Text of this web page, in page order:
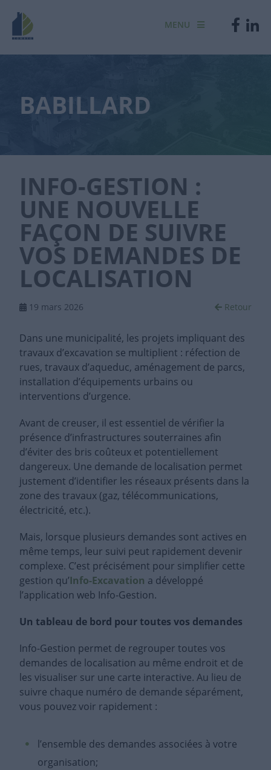
MENU
BABILLARD
INFO-GESTION :
UNE NOUVELLE
FAÇON DE SUIVRE
VOS DEMANDES DE
LOCALISATION
19 mars 2026 Retour
Dans une municipalité, les projets impliquant des
travaux d’excavation se multiplient : réfection de
rues, travaux d’aqueduc, aménagement de parcs,
installation d’équipements urbains ou
interventions d’urgence.
Avant de creuser, il est essentiel de vérifier la
présence d’infrastructures souterraines afin
d’éviter des bris coûteux et potentiellement
dangereux. Une demande de localisation permet
justement d’identifier les réseaux présents dans la
zone des travaux (gaz, télécommunications,
électricité, etc.).
Mais, lorsque plusieurs demandes sont actives en
même temps, leur suivi peut rapidement devenir
complexe. C’est précisément pour simplifier cette
gestion qu’Info-Excavation a développé
l’application web Info‑Gestion.
Un tableau de bord pour toutes vos demandes
Info-Gestion permet de regrouper toutes vos
demandes de localisation au même endroit et de
les visualiser sur une carte interactive. Au lieu de
suivre chaque numéro de demande séparément,
vous pouvez voir rapidement :
l’ensemble des demandes associées à votre
organisation;